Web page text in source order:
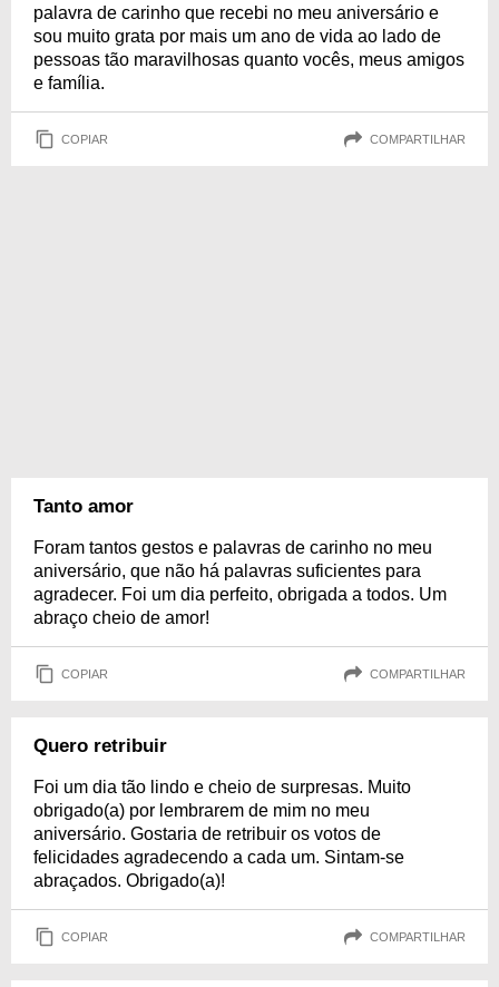
palavra de carinho que recebi no meu aniversário e
sou muito grata por mais um ano de vida ao lado de
pessoas tão maravilhosas quanto vocês, meus amigos
e família.
COPIAR COMPARTILHAR
Tanto amor
Foram tantos gestos e palavras de carinho no meu
aniversário, que não há palavras suficientes para
agradecer. Foi um dia perfeito, obrigada a todos. Um
abraço cheio de amor!
COPIAR COMPARTILHAR
Quero retribuir
Foi um dia tão lindo e cheio de surpresas. Muito
obrigado(a) por lembrarem de mim no meu
aniversário. Gostaria de retribuir os votos de
felicidades agradecendo a cada um. Sintam-se
abraçados. Obrigado(a)!
COPIAR COMPARTILHAR